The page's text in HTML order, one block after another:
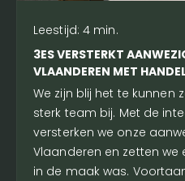
Leestijd: 4 min.
3ES VERSTERKT
VLAANDEREN MET
We zijn blij het te kunnen
sterk team bij. Met de
versterken we onze
Vlaanderen en zetten
in de maak was.